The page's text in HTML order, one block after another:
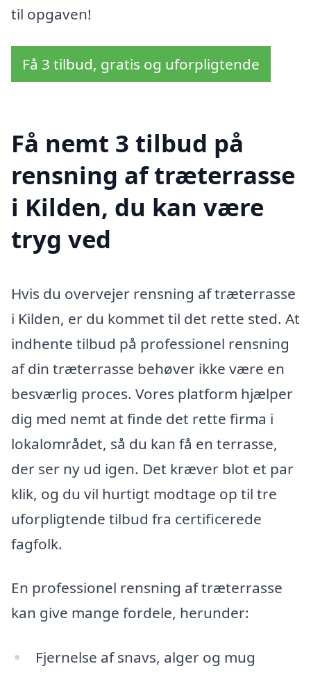
til opgaven!
Få 3 tilbud, gratis og uforpligtende
Få nemt 3 tilbud på
rensning af træterrasse
i Kilden, du kan være
tryg ved
Hvis du overvejer rensning af træterrasse
i Kilden, er du kommet til det rette sted. At
indhente tilbud på professionel rensning
af din træterrasse behøver ikke være en
besværlig proces. Vores platform hjælper
dig med nemt at finde det rette firma i
lokalområdet, så du kan få en terrasse,
der ser ny ud igen. Det kræver blot et par
klik, og du vil hurtigt modtage op til tre
uforpligtende tilbud fra certificerede
fagfolk.
En professionel rensning af træterrasse
kan give mange fordele, herunder:
Fjernelse af snavs, alger og mug